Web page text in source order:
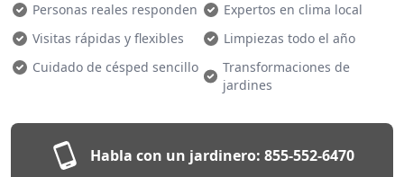
Personas reales responden
Expertos en clima local
Visitas rápidas y flexibles
Limpiezas todo el año
Cuidado de césped sencillo
Transformaciones de
jardines
Habla con un jardinero: 855-552-6470